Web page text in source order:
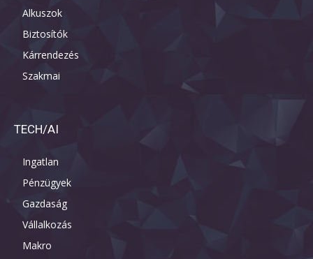
Alkuszok
Biztosítók
Kárrendezés
Szakmai
TECH/AI
Ingatlan
Pénzügyek
Gazdaság
Vállalkozás
Makro